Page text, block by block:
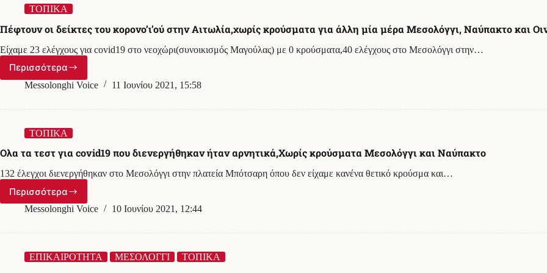
για
μη
χρήση
την
Πέμπτη
στη
Δυτική
ΤΟΠΙΚΑ
Πέφτουν οι δείκτες του κορονο’ι’ού στην Αιτωλία,χωρίς κρούσματα για άλλη μία μέρα Μεσολόγγι, Ναύπακτο και
Είχαμε 23 ελέγχους για covid19 στο νεοχώρι(συνοικισμός Μαγούλας) με 0 κρούσματα,40 ελέγχους στο Μεσολόγγι στην…
Περισσότερα
Πέφτουν
οι
στην
Αιτωλία,χωρίς
κρούσματα
άλλη
μία
μέρα
Μεσολόγγι,
Messolonghi Voice 11 Ιουνίου 2021, 15:58
ΤΟΠΙΚΑ
Ολα τα τεστ για covid19 που διενεργήθηκαν ήταν αρνητικά,Χωρίς κρούσματα Μεσολόγγι και Ναύπακτο
132 έλεγχοι διενεργήθηκαν στο Μεσολόγγι στην πλατεία Μπότσαρη όπου δεν είχαμε κανένα θετικό κρούσμα και…
Περισσότερα
Ολα
τα
που
διενεργήθηκαν
Messolonghi Voice 10 Ιουνίου 2021, 12:44
ΕΠΙΚΑΙΡΟΤΗΤΑ ΜΕΣΟΛΟΓΓΙ ΤΟΠΙΚΑ